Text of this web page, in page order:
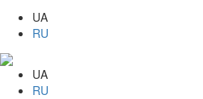
UA
RU
UA
RU